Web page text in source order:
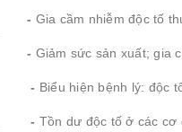
- Gia cầm nhiễm độc tố
- Giảm sức sản xuất; gia
- Biểu hiện bệnh lý: độc
- Tồn dư độc tố ở các cơ